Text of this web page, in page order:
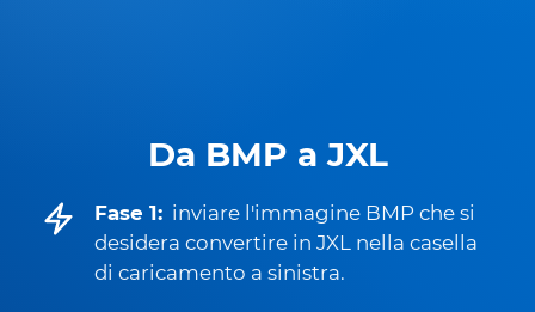
Da BMP a JXL
Fase 1: inviare l'immagine BMP che si
desidera convertire in JXL nella casella
di caricamento a sinistra.